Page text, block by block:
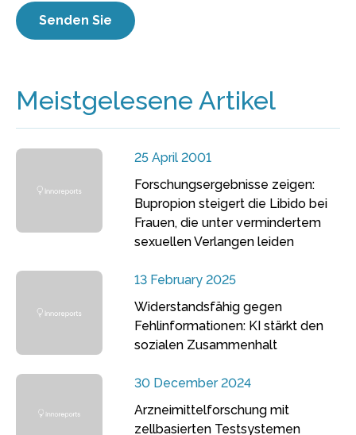
Meistgelesene Artikel
25 April 2001
Forschungsergebnisse zeigen:
Bupropion steigert die Libido bei
Frauen, die unter vermindertem
sexuellen Verlangen leiden
13 February 2025
Widerstandsfähig gegen
Fehlinformationen: KI stärkt den
sozialen Zusammenhalt
30 December 2024
Arzneimittelforschung mit
zellbasierten Testsystemen